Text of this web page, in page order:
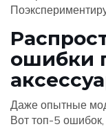
ошибки
Даже опытные
Вот топ-5 ошибок,